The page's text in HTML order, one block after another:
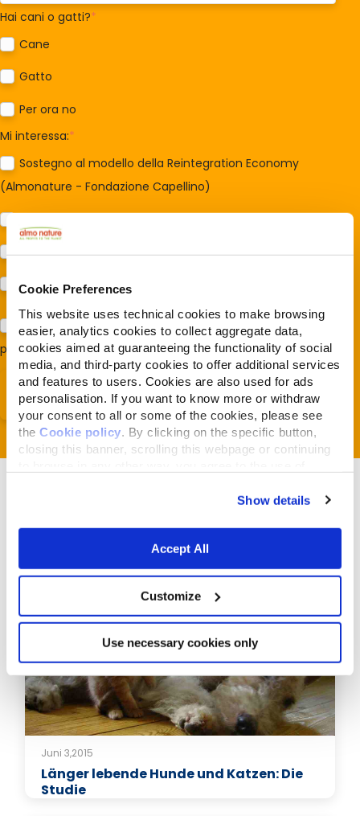
Cookie Preferences
This website uses technical cookies to make browsing
easier, analytics cookies to collect aggregate data,
cookies aimed at guaranteeing the functionality of social
media, and third-party cookies to offer additional services
and features to users. Cookies are also used for ads
personalisation. If you want to know more or withdraw
your consent to all or some of the cookies, please see
the Cookie policy . By clicking on the specific button,
closing this banner, scrolling this webpage or continuing
Show details
Accept All
Customize
Use necessary cookies only
Hai cani o gatti?*
Cane
Gatto
Per ora no
Mi interessa:*
Sostegno al modello della Reintegration Economy
(Almonature - Fondazione Capellino)
Protezione dei cani e dei gatti (Almo Nature)
Prodotti (Almo Nature)
Acconsento al trattamento dei miei dati e dichiaro di aver
preso visione dellaPrivacy Policy*
Verwandte Artikel
Juni 3,2015
Länger lebende Hunde und Katzen: Die
Studie